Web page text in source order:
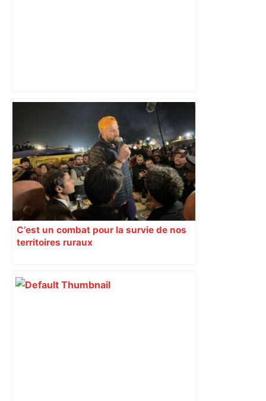
Alliance PS/LFI à Toulouse : Marc
Sztulman claque la porte – RMC
C’est un combat pour la survie de nos
territoires ruraux